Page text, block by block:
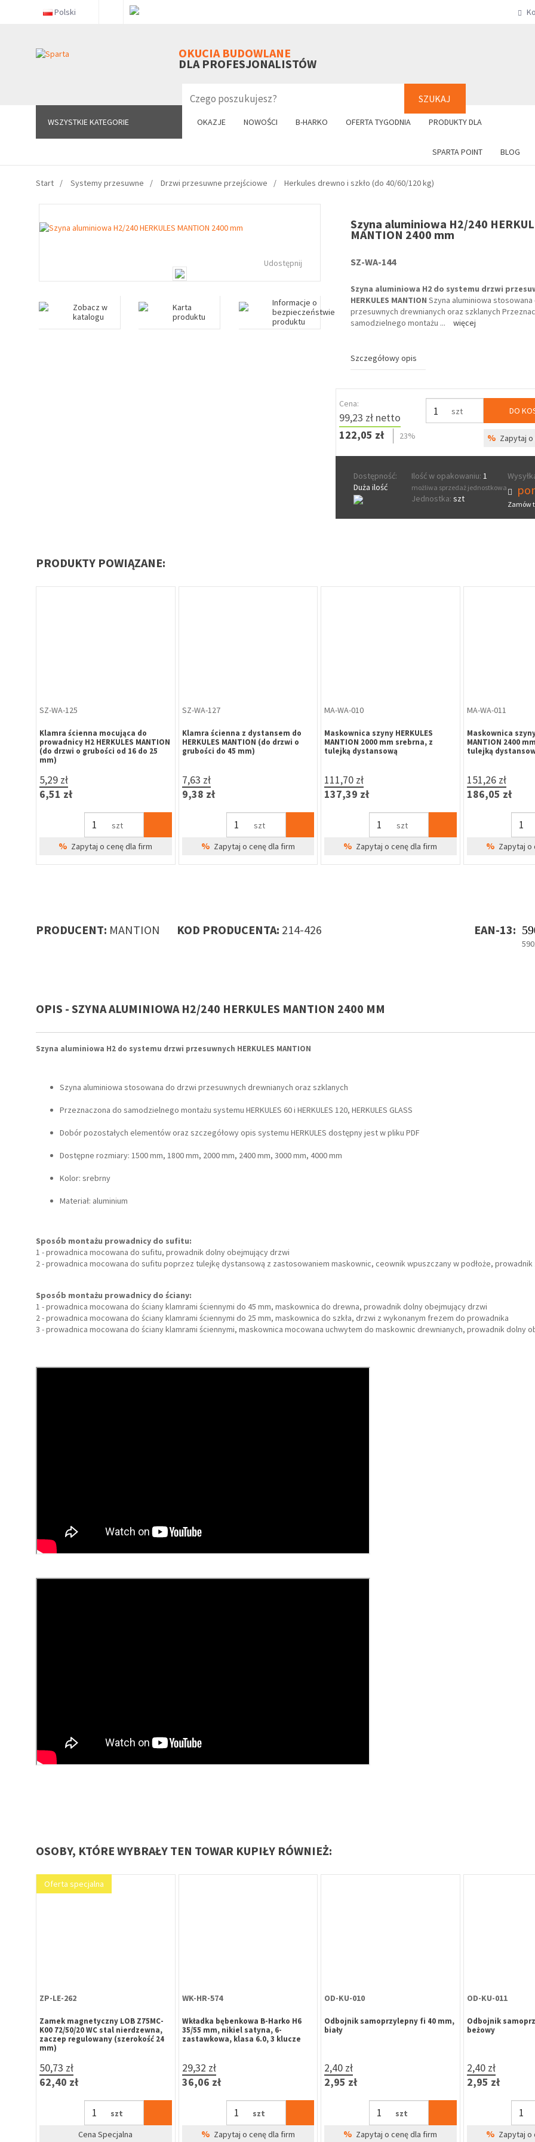
Polski
OKUCIA BUDOWLANE
DLA PROFESJONALISTÓW
SZUKAJ
WSZYSTKIE KATEGORIE OKAZJE NOWOŚCI B-HARKO OFERTA TYGODNIA PRODUKTY DLA
SPARTA POINT BLOG
WSZYSTKIE KATEGORIE +48 61
Start Systemy przesuwne Drzwi przesuwne przejściowe Herkules drewno i szkło (do 40/60/120 kg)
Udostępnij
Zobacz w
katalogu
Karta
produktu
Informacje o
bezpieczeństwie
produktu
Szyna aluminiowa H2/240
MANTION 2400 mm
SZ-WA-144
Szyna aluminiowa H2 do systemu drzwi
HERKULES MANTION Szyna aluminiowa
przesuwnych drewnianych oraz szklanych
samodzielnego montażu ... więcej
Szczegółowy opis
Cena:
99,23 zł netto
122,05 zł
23%
szt DO
% Zapytaj
Dostępność:
Duża ilość
Ilość w opakowaniu: 1
możliwa sprzedaż jednostkowa
Jednostka: szt
Zamów
PRODUKTY POWIĄZANE:
SZ-WA-125
Klamra ścienna mocująca do
prowadnicy H2 HERKULES MANTION
(do drzwi o grubości od 16 do 25
mm)
5,29 zł
6,51 zł
szt
% Zapytaj o cenę dla firm
SZ-WA-127
Klamra ścienna z dystansem do
HERKULES MANTION (do drzwi o
grubości do 45 mm)
7,63 zł
9,38 zł
szt
% Zapytaj o cenę dla firm
MA-WA-010
Maskownica szyny HERKULES
MANTION 2000 mm srebrna, z
tulejką dystansową
111,70 zł
137,39 zł
szt
% Zapytaj o cenę dla firm
MA-WA-011
Maskownica szyny
MANTION 2400
tulejką
151,26 zł
186,05 zł
% Zapytaj o
PRODUCENT: MANTION KOD PRODUCENTA: 214-426 EAN-13:
OPIS - SZYNA ALUMINIOWA H2/240 HERKULES MANTION 2400 MM
Szyna aluminiowa H2 do systemu drzwi przesuwnych HERKULES MANTION
Szyna aluminiowa stosowana do drzwi przesuwnych drewnianych oraz szklanych
Przeznaczona do samodzielnego montażu systemu HERKULES 60 i HERKULES 120, HERKULES GLASS
Dobór pozostałych elementów oraz szczegółowy opis systemu HERKULES dostępny jest w pliku PDF
Dostępne rozmiary: 1500 mm, 1800 mm, 2000 mm, 2400 mm, 3000 mm, 4000 mm
Kolor: srebrny
Materiał: aluminium
Sposób montażu prowadnicy do sufitu:
1 - prowadnica mocowana do sufitu, prowadnik dolny obejmujący drzwi
2 - prowadnica mocowana do sufitu poprzez tulejkę dystansową z zastosowaniem maskownic, ceownik wpuszczany w podłoże, prowadnik
Sposób montażu prowadnicy do ściany:
1 - prowadnica mocowana do ściany klamrami ściennymi do 45 mm, maskownica do drewna, prowadnik dolny obejmujący drzwi
2 - prowadnica mocowana do ściany klamrami ściennymi do 25 mm, maskownica do szkła, drzwi z wykonanym frezem do prowadnika
3 - prowadnica mocowana do ściany klamrami ściennymi, maskownica mocowana uchwytem do maskownic drewnianych, prowadnik dolny
OSOBY, KTÓRE WYBRAŁY TEN TOWAR KUPIŁY RÓWNIEŻ:
Oferta specjalna
ZP-LE-262
Zamek magnetyczny LOB Z75MC-
K00 72/50/20 WC stal nierdzewna,
zaczep regulowany (szerokość 24
mm)
50,73 zł
62,40 zł
szt
Cena Specjalna
WK-HR-574
Wkładka bębenkowa B-Harko H6
35/55 mm, nikiel satyna, 6-
zastawkowa, klasa 6.0, 3 klucze
29,32 zł
36,06 zł
szt
% Zapytaj o cenę dla firm
OD-KU-010
Odbojnik samoprzylepny fi 40 mm,
biały
2,40 zł
2,95 zł
szt
% Zapytaj o cenę dla firm
OD-KU-011
Odbojnik
beżowy
2,40 zł
2,95 zł
% Zapytaj o